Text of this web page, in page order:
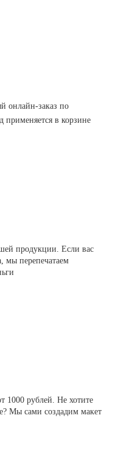
онлайн-заказ по
применяется в корзине
продукции. Если вас
мы перепечатаем
1000 рублей. Не хотите
Мы сами создадим макет